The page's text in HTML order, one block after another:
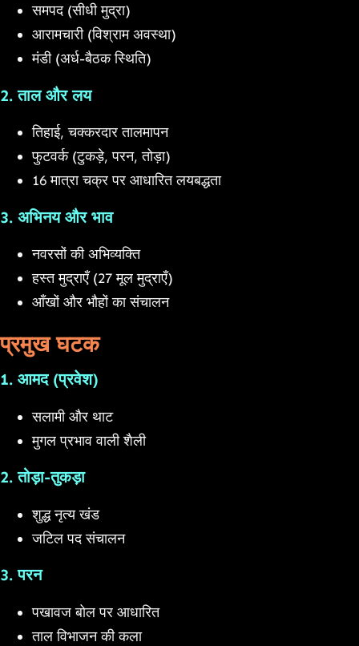
समपद (सीधी मुद्रा)
आरामचारी (विश्राम अवस्था)
मंडी (अर्ध-बैठक स्थिति)
2. ताल और लय
तिहाई, चक्करदार तालमापन
फुटवर्क (टुकड़े, परन, तोड़ा)
16 मात्रा चक्र पर आधारित लयबद्धता
3. अभिनय और भाव
नवरसों की अभिव्यक्ति
हस्त मुद्राएँ (27 मूल मुद्राएँ)
आँखों और भौहों का संचालन
प्रमुख घटक
1. आमद (प्रवेश)
सलामी और थाट
मुगल प्रभाव वाली शैली
2. तोड़ा-तुकड़ा
शुद्ध नृत्य खंड
जटिल पद संचालन
3. परन
पखावज बोल पर आधारित
ताल विभाजन की कला